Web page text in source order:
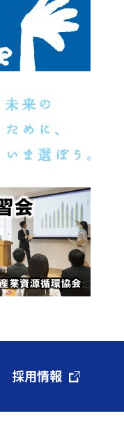
採用情報